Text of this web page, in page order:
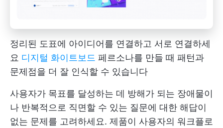
정리된 도표에 아이디어를 연결하고 서로 연결하세
요 디지털 화이트보드 페르소나를 만들 때 패턴과
문제점을 더 잘 인식할 수 있습니다
사용자가 목표를 달성하는 데 방해가 되는 장애물이
나 반복적으로 직면할 수 있는 질문에 대한 해답이
없는 문제를 고려하세요. 제품이 사용자의 워크플로